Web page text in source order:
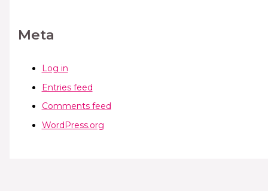
Meta
Log in
Entries feed
Comments feed
WordPress.org